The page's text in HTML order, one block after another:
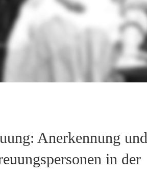
Anerkennung und
in der